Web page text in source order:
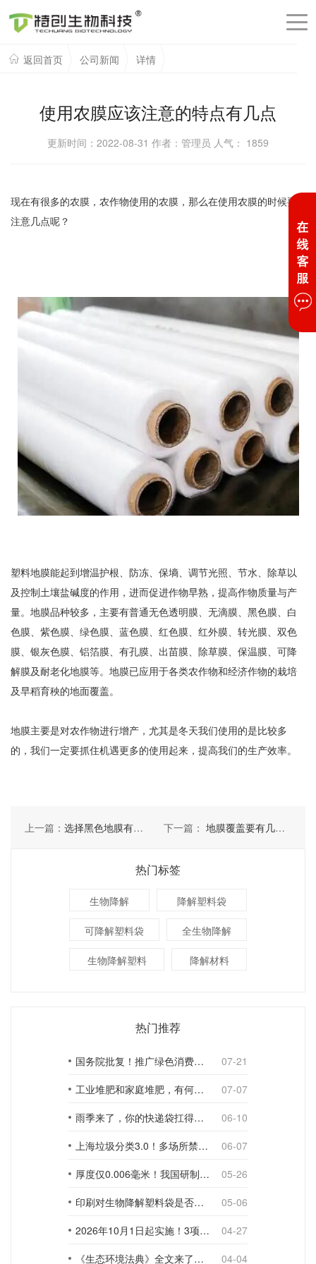
返回首页 公司新闻 详情
使用农膜应该注意的特点有几点
更新时间：2022-08-31 作者：管理员 人气： 1859
现在有很多的农膜，农作物使用的农膜，那么在使用农膜的时候要
注意几点呢？
塑料地膜能起到增温护根、防冻、保墒、调节光照、节水、除草以
及控制土壤盐碱度的作用，进而促进作物早熟，提高作物质量与产
量。地膜品种较多，主要有普通无色透明膜、无滴膜、黑色膜、白
色膜、紫色膜、绿色膜、蓝色膜、红色膜、红外膜、转光膜、双色
膜、银灰色膜、铝箔膜、有孔膜、出苗膜、除草膜、保温膜、可降
解膜及耐老化地膜等。地膜已应用于各类农作物和经济作物的栽培
及早稻育秧的地面覆盖。
地膜主要是对农作物进行增产，尤其是冬天我们使用的是比较多
的，我们一定要抓住机遇更多的使用起来，提高我们的生产效率。
上一篇： 选择黑色地膜有几点好处 下一篇： 地膜覆盖要有几点要了解
热门标签
生物降解 降解塑料袋
可降解塑料袋 全生物降解
生物降解塑料 降解材料
热门推荐
国务院批复！推广绿色消费，引导使用环保可降解包装材料
07-21
工业堆肥和家庭堆肥，有何不同？
07-07
雨季来了，你的快递袋扛得住吗？
06-10
上海垃圾分类3.0！多场所禁止使用一次性塑料袋；推动快递包装绿色转型
06-07
厚度仅0.006毫米！我国研制出超薄型全生物降解渗水地膜
05-26
印刷对生物降解塑料袋是否构成影响？
05-06
2026年10月1日起实施！3项生物降解能力检测新国标
04-27
《生态环境法典》全文来了！降解材料、生物基应用与包装环保规范
04-04